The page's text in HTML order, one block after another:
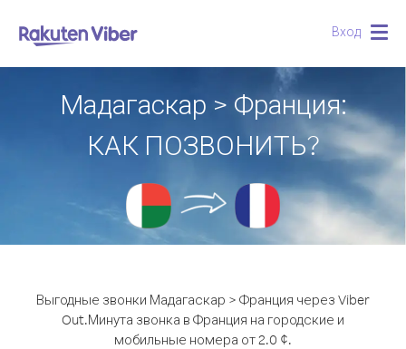
Вход
Мадагаскар > Франция:
КАК ПОЗВОНИТЬ?
Выгодные звонки Мадагаскар > Франция через Viber
Out.Минута звонка в Франция на городские и
мобильные номера от 2.0 ¢.